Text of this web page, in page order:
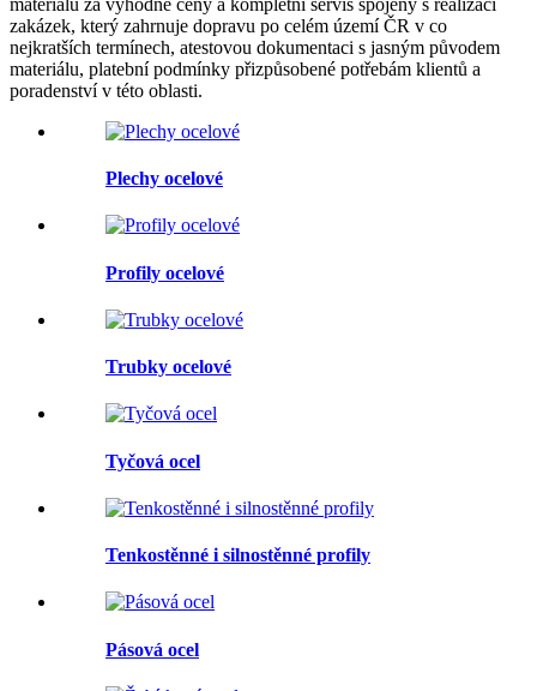
zakázek, který zahrnuje dopravu po celém území ČR v co
nejkratších termínech, atestovou dokumentaci s jasným původem
materiálu, platební podmínky přizpůsobené potřebám klientů a
poradenství v této oblasti.
Plechy ocelové
Profily ocelové
Trubky ocelové
Tyčová ocel
Tenkostěnné i silnostěnné profily
Pásová ocel